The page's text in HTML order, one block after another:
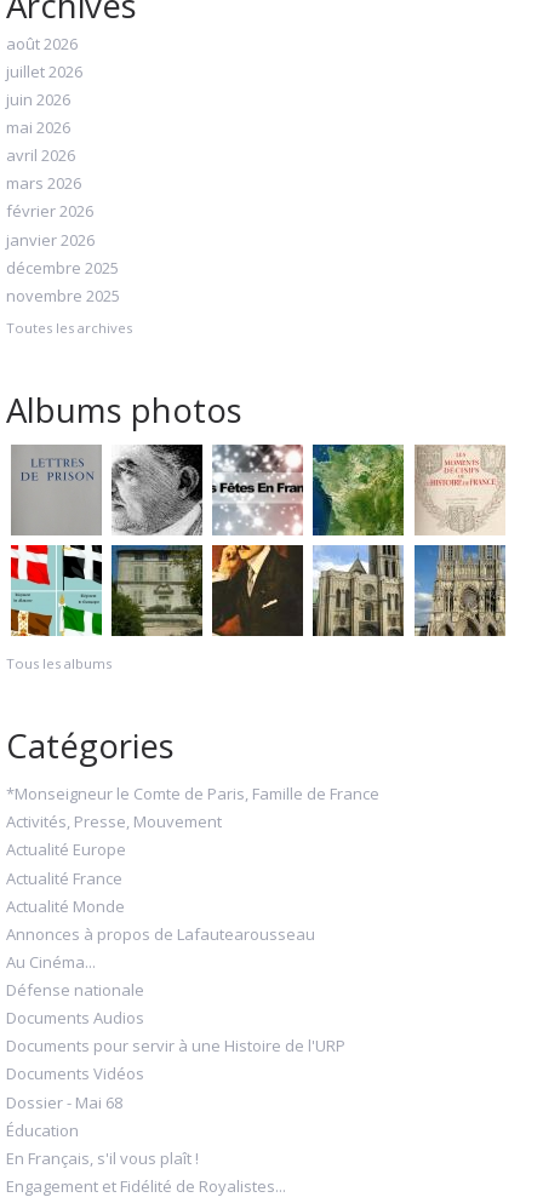
août 2026
juillet 2026
juin 2026
mai 2026
avril 2026
mars 2026
février 2026
janvier 2026
décembre 2025
novembre 2025
Toutes les archives
Albums photos
Tous les albums
Catégories
*Monseigneur le Comte de Paris, Famille de France
Activités, Presse, Mouvement
Actualité Europe
Actualité France
Actualité Monde
Annonces à propos de Lafautearousseau
Au Cinéma...
Défense nationale
Documents Audios
Documents pour servir à une Histoire de l'URP
Documents Vidéos
Dossier - Mai 68
Éducation
En Français, s'il vous plaît !
Engagement et Fidélité de Royalistes...